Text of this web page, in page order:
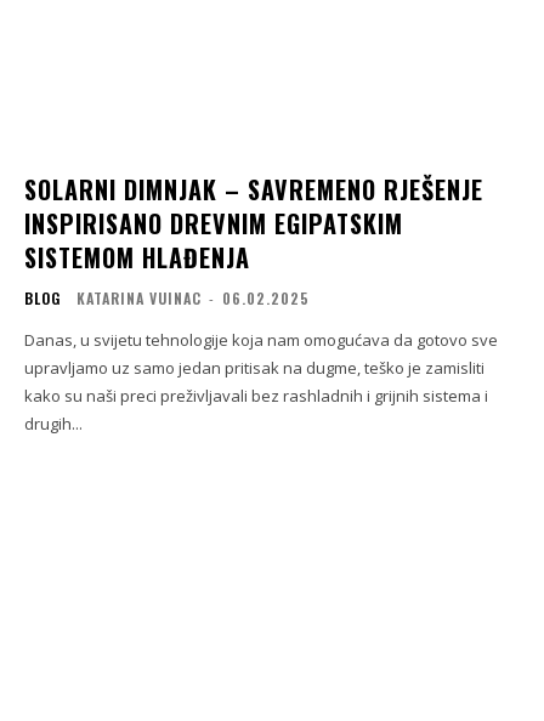
SOLARNI DIMNJAK – SAVREMENO RJEŠENJE
INSPIRISANO DREVNIM EGIPATSKIM
SISTEMOM HLAĐENJA
BLOG KATARINA VUINAC - 06.02.2025
Danas, u svijetu tehnologije koja nam omogućava da gotovo sve
upravljamo uz samo jedan pritisak na dugme, teško je zamisliti
kako su naši preci preživljavali bez rashladnih i grijnih sistema i
drugih...